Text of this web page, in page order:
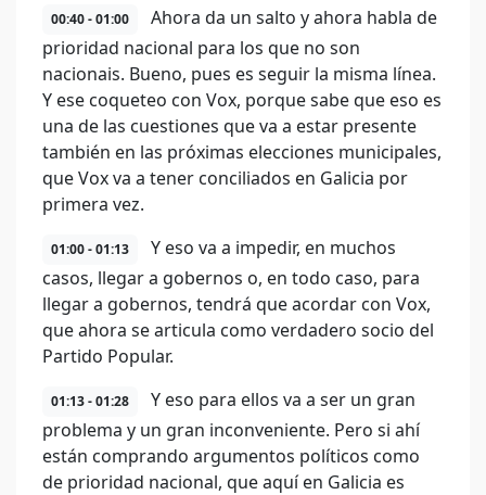
00:40 - 01:00
Ahora da un salto y ahora habla de
prioridad nacional para los que no son
nacionais. Bueno, pues es seguir la misma línea.
Y ese coqueteo con Vox, porque sabe que eso es
una de las cuestiones que va a estar presente
también en las próximas elecciones municipales,
que Vox va a tener conciliados en Galicia por
primera vez.
01:00 - 01:13
Y eso va a impedir, en muchos
casos, llegar a gobernos o, en todo caso, para
llegar a gobernos, tendrá que acordar con Vox,
que ahora se articula como verdadero socio del
Partido Popular.
01:13 - 01:28
Y eso para ellos va a ser un gran
problema y un gran inconveniente. Pero si ahí
están comprando argumentos políticos como
de prioridad nacional, que aquí en Galicia es